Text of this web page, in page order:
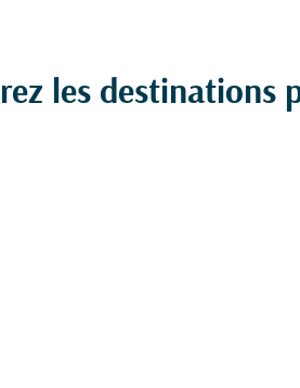
les destinations